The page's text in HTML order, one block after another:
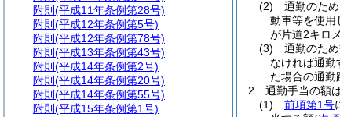
(2)
通勤のた
動車等を使用
が片道2キロ
(3)
通勤のた
なければ通
た場合の通勤
2
通勤手当の額は
(1)
前項第1号
附則 (平成11年条例第28号)
附則 (平成12年条例第5号)
附則 (平成12年条例第78号)
附則 (平成13年条例第43号)
附則 (平成14年条例第2号)
附則 (平成14年条例第20号)
附則 (平成14年条例第55号)
附則 (平成15年条例第1号)